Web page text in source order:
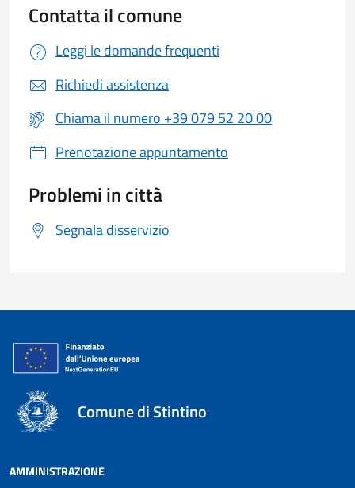
Contatta il comune
Leggi le domande frequenti
Richiedi assistenza
Chiama il numero +39 079 52 20 00
Prenotazione appuntamento
Problemi in città
Segnala disservizio
Comune di Stintino
AMMINISTRAZIONE